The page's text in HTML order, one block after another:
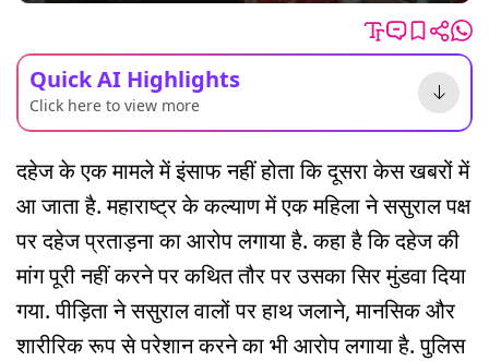
Quick AI Highlights
Click here to view more
दहेज के एक मामले में इंसाफ नहीं होता कि दूसरा केस खबरों में
आ जाता है. महाराष्ट्र के कल्याण में एक महिला ने ससुराल पक्ष
पर दहेज प्रताड़ना का आरोप लगाया है. कहा है कि दहेज की
मांग पूरी नहीं करने पर कथित तौर पर उसका सिर मुंडवा दिया
गया. पीड़िता ने ससुराल वालों पर हाथ जलाने, मानसिक और
शारीरिक रूप से परेशान करने का भी आरोप लगाया है. पुलिस